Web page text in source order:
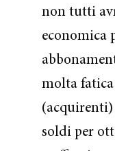
non tutti
economica
molta
soldi per